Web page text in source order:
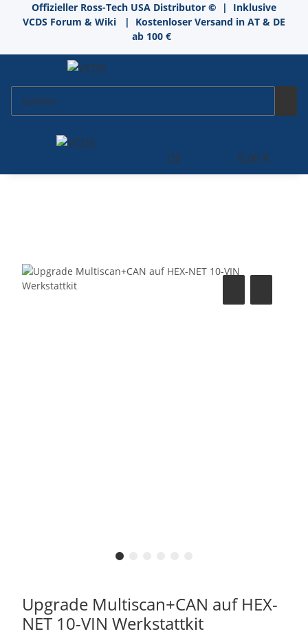
Offizieller Ross-Tech USA Distributor © | Inklusive
VCDS Forum & Wiki
| Kostenloser Versand in AT & DE
ab 100 €
DE 0,00 €
Upgrade Multiscan+CAN auf HEX-
NET 10-VIN Werkstattkit